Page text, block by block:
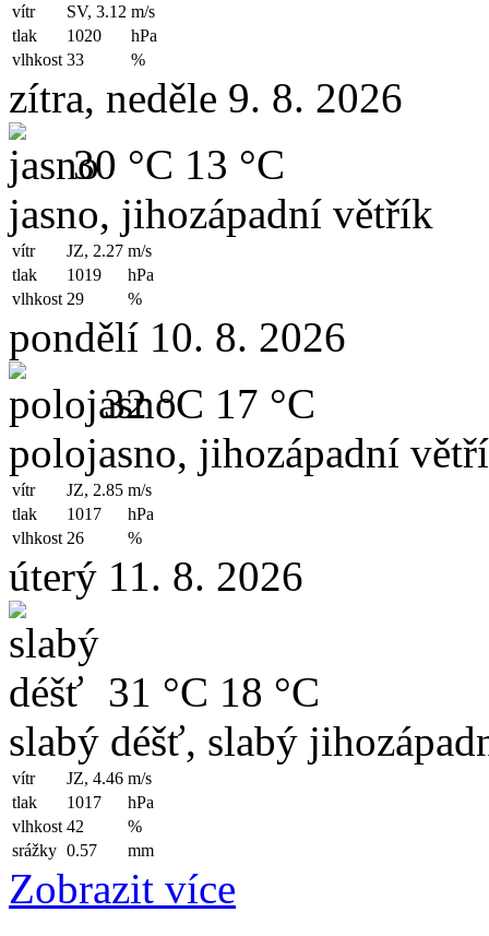
vítr SV, 3.12 m/s
tlak
1020
hPa
vlhkost 33 %
zítra, neděle 9. 8. 2026
30 °C 13 °C
jasno, jihozápadní větřík
vítr JZ, 2.27 m/s
tlak
1019
hPa
vlhkost 29 %
pondělí 10. 8. 2026
32 °C 17 °C
polojasno, jihozápadní
vítr JZ, 2.85 m/s
tlak
1017
hPa
vlhkost 26 %
úterý 11. 8. 2026
31 °C 18 °C
slabý déšť, slabý
vítr JZ, 4.46 m/s
tlak
1017
hPa
vlhkost 42
%
srážky 0.57 mm
Zobrazit více